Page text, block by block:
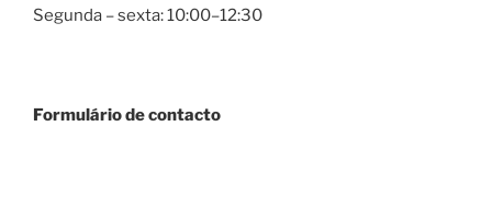
Segunda – sexta: 10:00–12:30
Formulário de contacto